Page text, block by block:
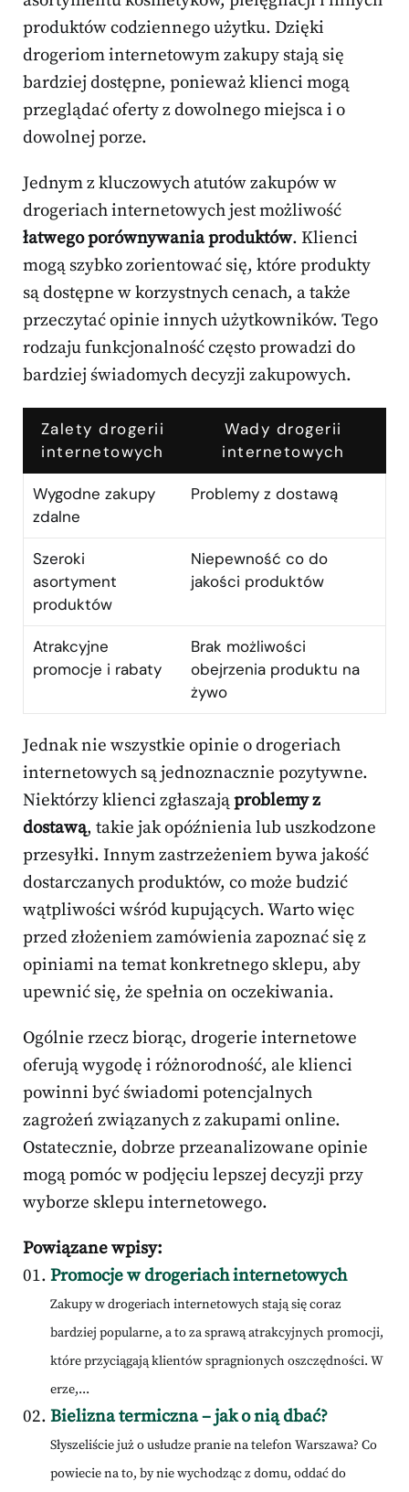
produktów codziennego użytku. Dzięki
drogeriom internetowym zakupy stają się
bardziej dostępne, ponieważ klienci mogą
przeglądać oferty z dowolnego miejsca i o
dowolnej porze.
Jednym z kluczowych atutów zakupów w
drogeriach internetowych jest możliwość
łatwego porównywania produktów. Klienci
mogą szybko zorientować się, które produkty
są dostępne w korzystnych cenach, a także
przeczytać opinie innych użytkowników. Tego
rodzaju funkcjonalność często prowadzi do
bardziej świadomych decyzji zakupowych.
Zalety drogerii
internetowych
Wady drogerii
internetowych
Wygodne zakupy
zdalne
Problemy z dostawą
Szeroki
asortyment
produktów
Niepewność co do
jakości produktów
Atrakcyjne
promocje i rabaty
Brak możliwości
obejrzenia produktu na
żywo
Jednak nie wszystkie opinie o drogeriach
internetowych są jednoznacznie pozytywne.
Niektórzy klienci zgłaszająproblemy z
dostawą, takie jak opóźnienia lub uszkodzone
przesyłki. Innym zastrzeżeniem bywa jakość
dostarczanych produktów, co może budzić
wątpliwości wśród kupujących. Warto więc
przed złożeniem zamówienia zapoznać się z
opiniami na temat konkretnego sklepu, aby
upewnić się, że spełnia on oczekiwania.
Ogólnie rzecz biorąc, drogerie internetowe
oferują wygodę i różnorodność, ale klienci
powinni być świadomi potencjalnych
zagrożeń związanych z zakupami online.
Ostatecznie, dobrze przeanalizowane opinie
mogą pomóc w podjęciu lepszej decyzji przy
wyborze sklepu internetowego.
Powiązane wpisy:
Promocje w drogeriach internetowych
Zakupy w drogeriach internetowych stają się coraz
bardziej popularne, a to za sprawą atrakcyjnych promocji,
które przyciągają klientów spragnionych oszczędności. W
erze,...
Bielizna termiczna – jak o nią dbać?
Słyszeliście już o usłudze pranie na telefon Warszawa? Co
powiecie na to, by nie wychodząc z domu, oddać do